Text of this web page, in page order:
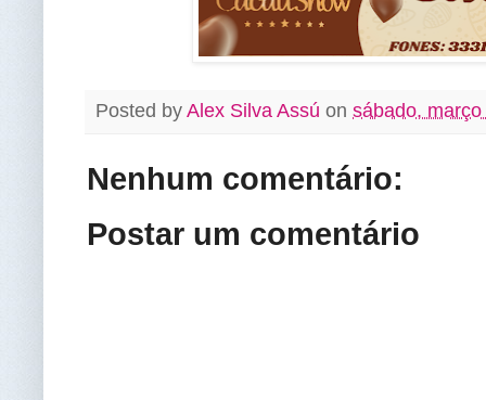
Posted by Alex Silva Assú on sábado,
Nenhum comentário:
Postar um comentário